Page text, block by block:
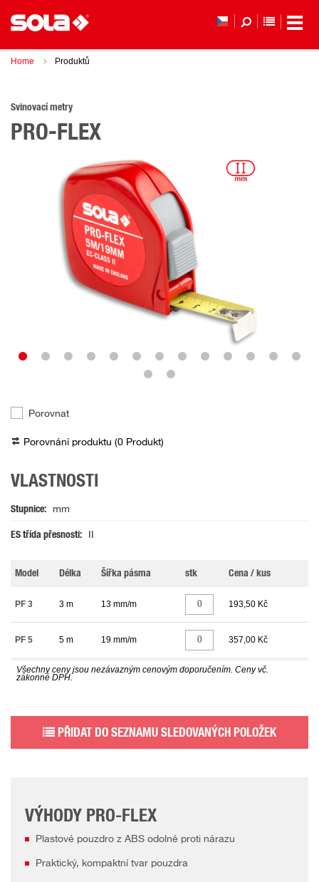
Home Produktů
Svinovací metry
PRO-FLEX
Porovnat
Porovnání produktu (0 Produkt)
VLASTNOSTI
Stupnice mm
ES třída přesnosti
Model Délka Šířka pásma stk Cena / kus
PF 3 3 m 13 mm/m 193,50 Kč
PF 5 5 m 19 mm/m 357,00 Kč
Všechny ceny jsou nezávazným cenovým doporučením. Ceny vč.
zákonné DPH.
PŘIDAT DO SEZNAMU SLEDOVANÝCH POLOŽEK
VÝHODY PRO-FLEX
Plastové pouzdro z ABS odolné proti nárazu
Praktický, kompaktní tvar pouzdra